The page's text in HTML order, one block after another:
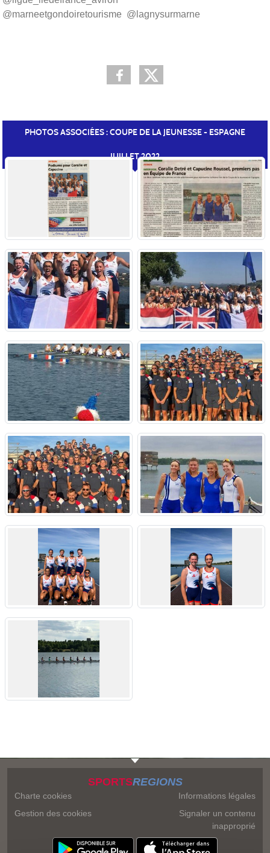
@marneetgondoiretourisme @lagnysurmarne
PHOTOS ASSOCIÉES : COUPE DE LA JEUNESSE - ESPAGNE
JUILLET 2022
SPORTSREGIONS
Charte cookies
Gestion des cookies
Informations légales
Signaler un contenu
inapproprié